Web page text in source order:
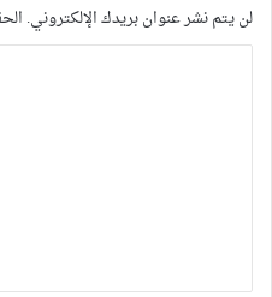
لن يتم نشر عنوان بريدك الإلكتروني.